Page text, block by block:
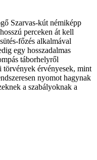
Szarvas-kút némiképp
perceken át kell
főzés alkalmával
egy hosszadalmas
táborhelyről
törvények érvényesek, mint
nyomot hagynak
a szabályoknak a